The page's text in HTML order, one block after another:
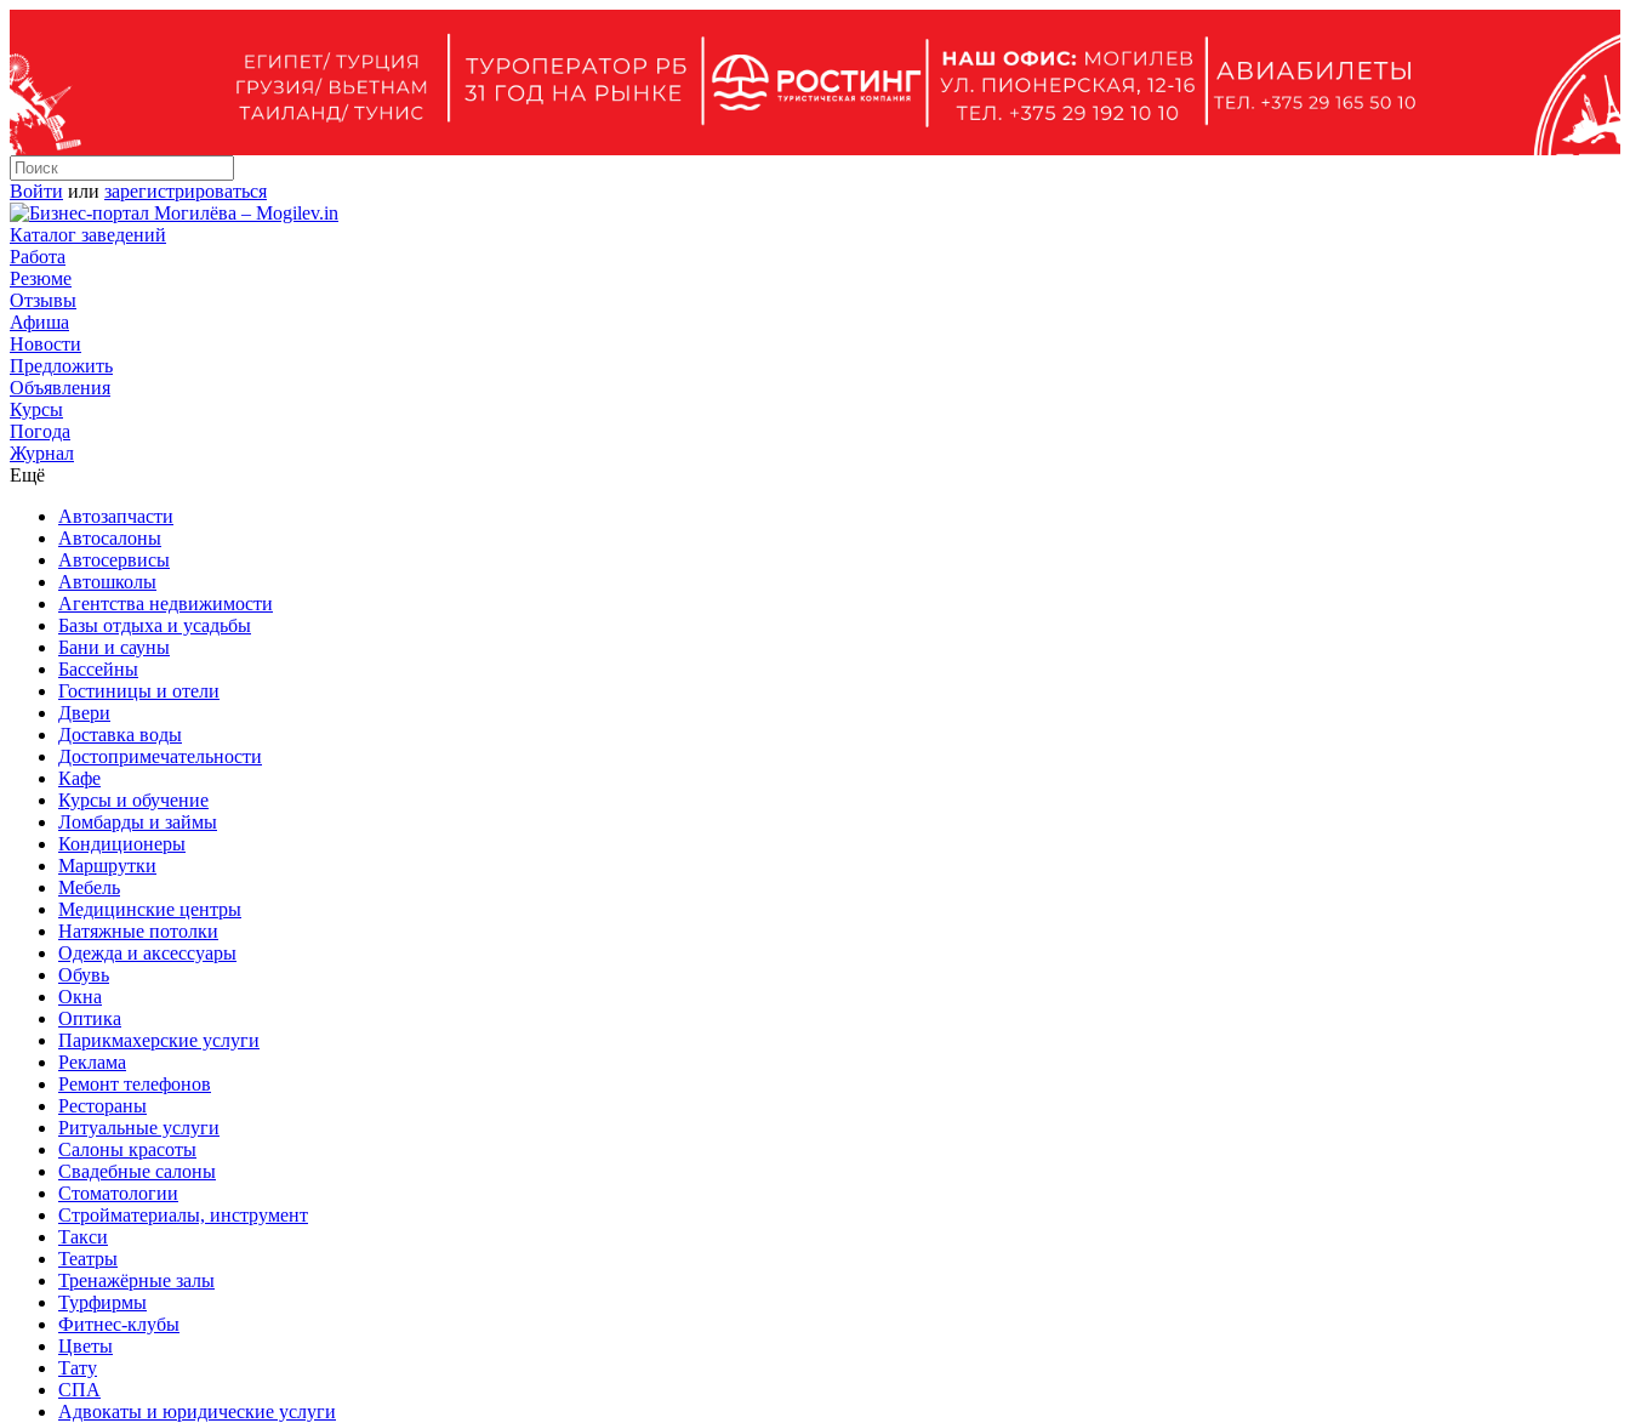
Войти или зарегистрироваться
Каталог заведений
Работа
Резюме
Отзывы
Афиша
Новости
Предложить
Объявления
Курсы
Погода
Журнал
Ещё
Автозапчасти
Автосалоны
Автосервисы
Автошколы
Агентства недвижимости
Базы отдыха и усадьбы
Бани и сауны
Бассейны
Гостиницы и отели
Двери
Доставка воды
Достопримечательности
Кафе
Курсы и обучение
Ломбарды и займы
Кондиционеры
Маршрутки
Мебель
Медицинские центры
Натяжные потолки
Одежда и аксессуары
Обувь
Окна
Оптика
Парикмахерские услуги
Реклама
Ремонт телефонов
Рестораны
Ритуальные услуги
Салоны красоты
Свадебные салоны
Стоматологии
Стройматериалы, инструмент
Такси
Театры
Тренажёрные залы
Турфирмы
Фитнес-клубы
Цветы
Тату
СПА
Адвокаты и юридические услуги